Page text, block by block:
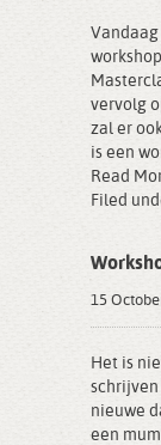
vervolg
zal er
is een
Read
Filed
15
Het is
schrijven
nieuwe
een